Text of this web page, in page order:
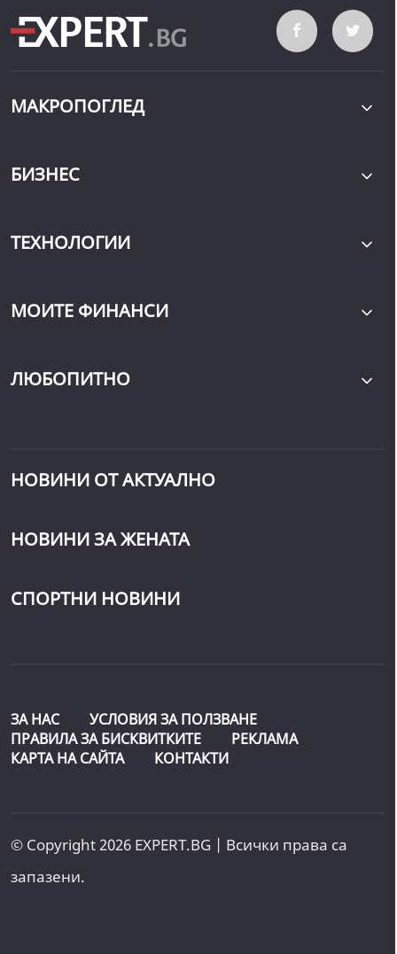
МАКРОПОГЛЕД
БИЗНЕС
ТЕХНОЛОГИИ
МОИТЕ ФИНАНСИ
ЛЮБОПИТНО
НОВИНИ ОТ АКТУАЛНО
НОВИНИ ЗА ЖЕНАТА
СПОРТНИ НОВИНИ
ЗА НАС
УСЛОВИЯ ЗА ПОЛЗВАНЕ
ПРАВИЛА ЗА БИСКВИТКИТЕ
РЕКЛАМА
КАРТА НА САЙТА
КОНТАКТИ
© Copyright 2026 EXPERT.BG | Всички права са
запазени.